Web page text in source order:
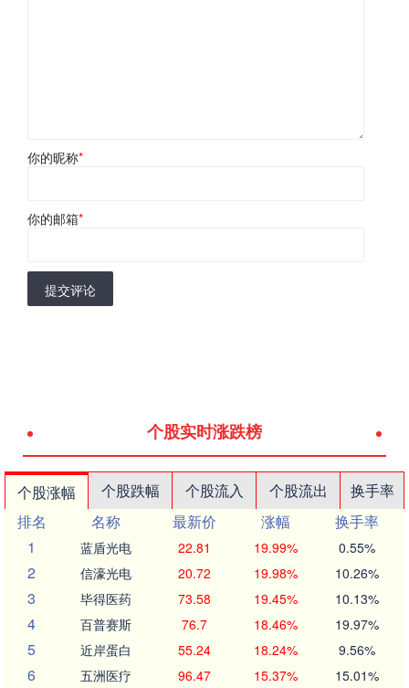
你的昵称*
你的邮箱*
提交评论
个股实时涨跌榜
个股涨幅 个股跌幅 个股流入 个股流出
换手率
排名
名称 最新价 涨幅
换手率
1
蓝盾光电 22.81 19.99% 0.55%
2 信濠光电 20.72 19.98% 10.26%
3 毕得医药 73.58 19.45% 10.13%
4 百普赛斯 76.7 18.46% 19.97%
5 近岸蛋白 55.24 18.24% 9.56%
6 五洲医疗 96.47 15.37% 15.01%